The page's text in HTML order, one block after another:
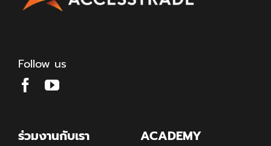
Follow us
ร่วมงานกับเรา ACADEMY